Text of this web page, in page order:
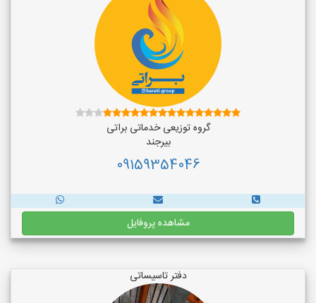
گروه توزیعی خدماتی براتی
بیرجند
09159354046
مشاهده پروفایل
دفتر تاسیساتی